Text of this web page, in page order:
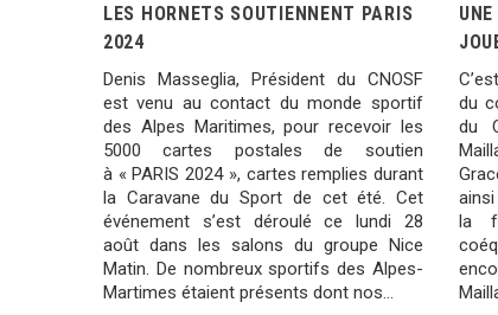
LES HORNETS SOUTIENNENT PARIS
2024
Denis Masseglia, Président du CNOSF
est venu au contact du monde sportif
des Alpes Maritimes, pour recevoir les
5000 cartes postales de soutien
à « PARIS 2024 », cartes remplies durant
la Caravane du Sport de cet été. Cet
événement s’est déroulé ce lundi 28
août dans les salons du groupe Nice
Matin. De nombreux sportifs des Alpes-
Martimes étaient présents dont nos…
du
du
ainsi
la